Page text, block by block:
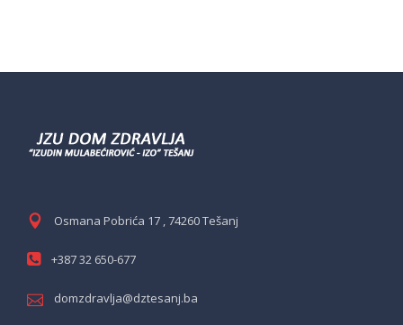
Osmana Pobrića 17 , 74260 Tešanj
+387 32 650-677
domzdravlja@dztesanj.ba